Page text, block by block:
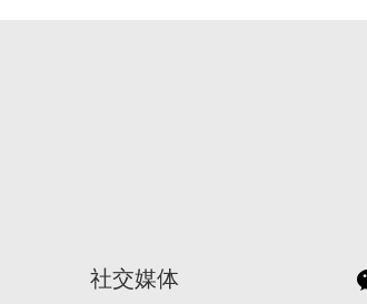
社交媒体